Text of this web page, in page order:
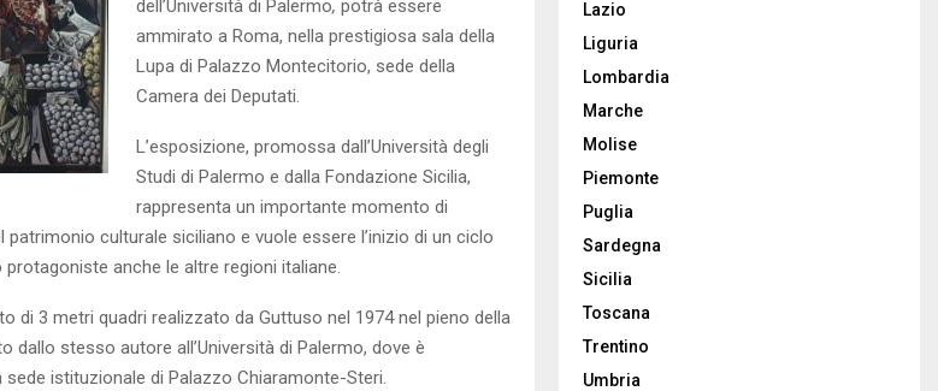
dell’Università di Palermo, potrà essere
ammirato a Roma, nella prestigiosa sala della
Lupa di Palazzo Montecitorio, sede della
Camera dei Deputati.
L’esposizione, promossa dall’Università degli
Studi di Palermo e dalla Fondazione Sicilia,
rappresenta un importante momento di
culturale siciliano e vuole essere l’inizio di un ciclo
anche le altre regioni italiane.
di 3 metri quadri realizzato da Guttuso nel 1974 nel pieno della
dallo stesso autore all’Università di Palermo, dove è
istituzionale di Palazzo Chiaramonte-Steri.
Lazio
Liguria
Lombardia
Marche
Molise
Piemonte
Puglia
Sardegna
Sicilia
Toscana
Trentino
Umbria